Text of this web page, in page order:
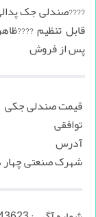
پس از فروش
قیمت صندلی جکی
توافقی
آدرس
شهرک صنعتی چهار